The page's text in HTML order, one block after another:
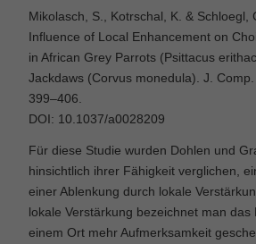
Mikolasch, S., Kotrschal, K. & Schloegl,
Influence of Local Enhancement on
in African Grey Parrots (Psittacus
Jackdaws (Corvus monedula). J.
DOI: 10.1037/a0028209
Für diese Studie wurden Dohlen und
hinsichtlich ihrer Fähigkeit verglichen,
einer Ablenkung durch lokale
lokale Verstärkung bezeichnet man das
einem Ort mehr Aufmerksamkeit